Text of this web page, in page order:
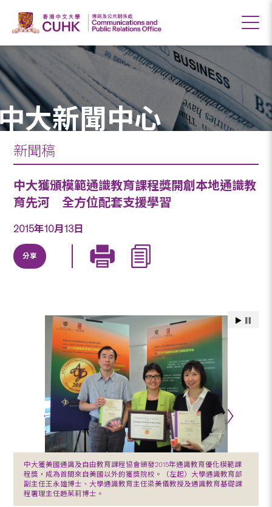
大新聞中心
新聞稿
中大獲頒模範通識教育課程獎開創本地通識教
育先河 全方位配套支援學習
2015年10月13日
分享
中大獲美國通識及自由教育課程協會頒發2015年通識教育優化模範課
程獎，成為首間來自美國以外的獲獎院校。（左起）大學通識教育部
副主任王永雄博士、大學通識教育主任梁美儀教授及通識教育基礎課
程署理主任趙茱莉博士。